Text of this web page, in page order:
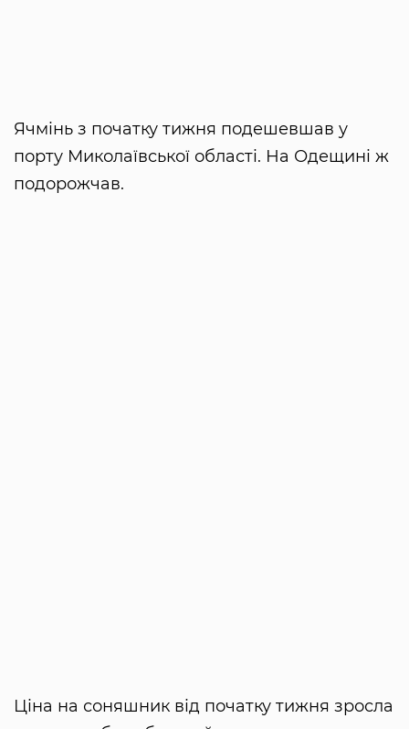
Ячмінь з початку тижня подешевшав у
порту Миколаївської області. На Одещині ж
подорожчав.
Ціна на соняшник від початку тижня зросла